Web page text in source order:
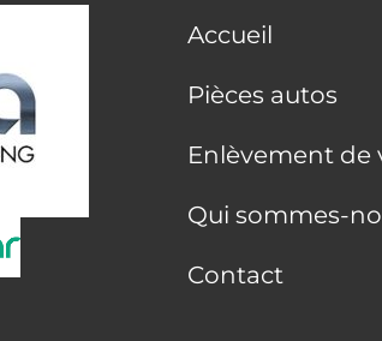
Accueil
Pièces autos
Enlèvement de
Qui sommes-
Contact